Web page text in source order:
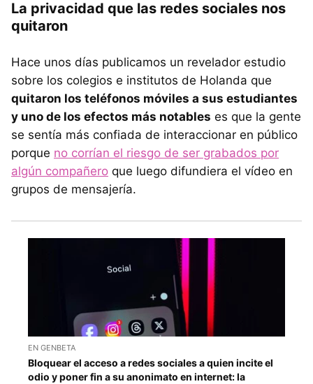
La privacidad que las redes sociales nos
quitaron
Hace unos días publicamos un revelador estudio
sobre los colegios e institutos de Holanda que
quitaron los teléfonos móviles a sus estudiantes
y uno de los efectos más notables es que la gente
se sentía más confiada de interaccionar en público
porque no corrían el riesgo de ser grabados por
algún compañero que luego difundiera el vídeo en
grupos de mensajería.
EN GENBETA
Bloquear el acceso a redes sociales a quien incite el
odio y poner fin a su anonimato en internet: la